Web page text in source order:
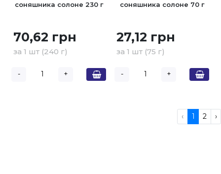
соняшника солоне 230 г
70,62 грн
за 1 шт (240 г)
- +
соняшника солоне 70 г
27,12 грн
за 1 шт (75 г)
- +
‹ 1 2 ›